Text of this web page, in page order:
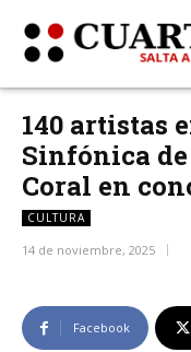
140 artistas
Sinfónica
Coral en
CULTURA
14 de noviembre, 2025
Facebook